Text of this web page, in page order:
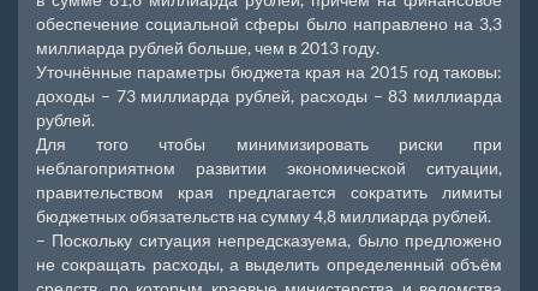
обеспечение социальной сферы было направлено на 3,3
миллиарда рублей больше, чем в 2013 году.
Уточнённые параметры бюджета края на 2015 год таковы:
доходы – 73 миллиарда рублей, расходы – 83 миллиарда
рублей.
Для того чтобы минимизировать риски при
неблагоприятном развитии экономической ситуации,
правительством края предлагается сократить лимиты
бюджетных обязательств на сумму 4,8 миллиарда рублей.
– Поскольку ситуация непредсказуема, было предложено
не сокращать расходы, а выделить определенный объём